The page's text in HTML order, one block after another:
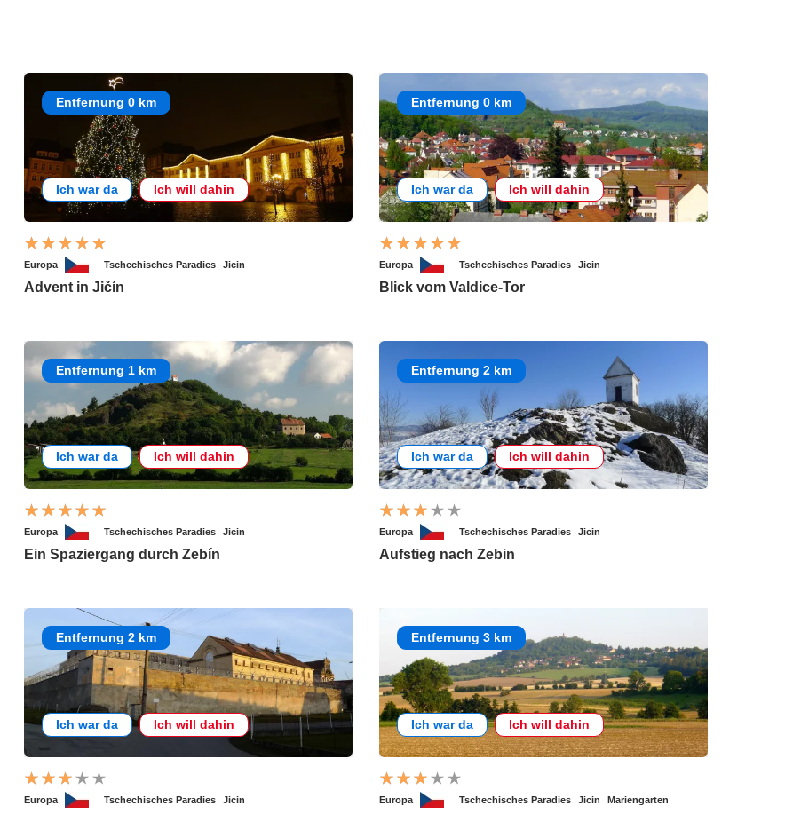
Entfernung 0 km
Ich war da Ich will dahin
Europa Tschechisches Paradies Jicin
Advent in Jičín
Entfernung 0 km
Ich war da Ich will dahin
Europa Tschechisches Paradies Jicin
Blick vom Valdice-Tor
Entfernung 1 km
Ich war da Ich will dahin
Europa Tschechisches Paradies Jicin
Ein Spaziergang durch Zebín
Entfernung 2 km
Ich war da Ich will dahin
Europa Tschechisches Paradies Jicin
Aufstieg nach Zebin
Entfernung 2 km
Ich war da Ich will dahin
Europa Tschechisches Paradies Jicin
Entfernung 3 km
Ich war da Ich will dahin
Europa Tschechisches Paradies Jicin Mariengarten